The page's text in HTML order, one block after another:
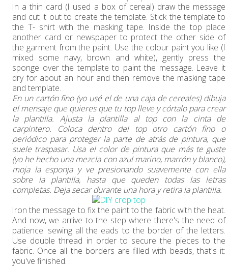
In a thin card (I used a box of cereal) draw the message
and cut it out to create the template. Stick the template to
the T- shirt with the masking tape. Inside the top place
another card or newspaper to protect the other side of
the garment from the paint. Use the colour paint you like (I
mixed some navy, brown and white), gently press the
sponge over the template to paint the message. Leave it
dry for about an hour and then remove the masking tape
and template.
En un cartón fino (yo usé el de una caja de cereales) dibuja
el mensaje que quieres que tu top lleve y córtalo para crear
la plantilla. Ajusta la plantilla al top con la cinta de
carpintero. Coloca dentro del top otro cartón fino o
periódico para proteger la parte de atrás de pintura, que
suele traspasar. Usa el color de pintura que más te guste
(yo he hecho una mezcla con azul marino, marrón y blanco),
moja la esponja y ve presionando suavemente con ella
sobre la plantilla, hasta que queden todas las letras
completas. Deja secar durante una hora y retira la plantilla.
Iron the message to fix the paint to the fabric with the heat.
And now, we arrive to the step where there's the need of
patience: sewing all the eads to the border of the letters.
Use double thread in order to secure the pieces to the
fabric. Once all the borders are filled with beads, that's it:
you've finished.